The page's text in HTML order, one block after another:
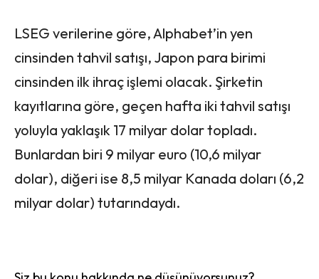
LSEG verilerine göre, Alphabet’in yen
cinsinden tahvil satışı, Japon para birimi
cinsinden ilk ihraç işlemi olacak. Şirketin
kayıtlarına göre, geçen hafta iki tahvil satışı
yoluyla yaklaşık 17 milyar dolar topladı.
Bunlardan biri 9 milyar euro (10,6 milyar
dolar), diğeri ise 8,5 milyar Kanada doları (6,2
milyar dolar) tutarındaydı.